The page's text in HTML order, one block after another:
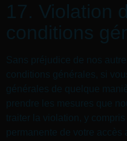
17. Violation
conditions
Sans préjudice de nos
conditions générales, si
générales de quelque
prendre les mesures que
traiter la violation, y
permanente de votre